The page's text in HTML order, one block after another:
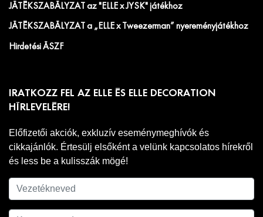
JÁTÉKSZABÁLYZAT az "ELLE x JYSK" játékhoz
JÁTÉKSZABÁLYZAT a „ELLE x Tweezerman” nyereményjátékhoz
Hirdetési ÁSZF
IRATKOZZ FEL AZ ELLE ÉS ELLE DECORATION
HÍRLEVELÉRE!
Előfizetői akciók, exkluzív eseménymeghívók és
cikkajánlók. Értesülj elsőként a velünk kapcsolatos hírekről
és less be a kulisszák mögé!